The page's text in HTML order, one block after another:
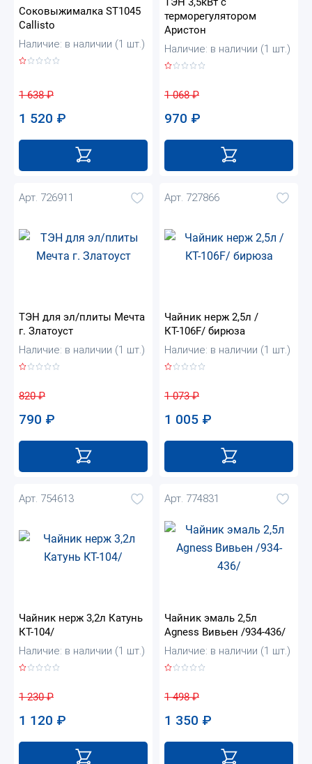
Соковыжималка ST1045
Callisto
Наличие: в наличии (1 шт.)
1 638₽
1 520 ₽
терморегулятором
Аристон
Наличие: в наличии (1 шт.)
1 068₽
970 ₽
Арт. 726911
ТЭН для эл/плиты Мечта
г. Златоуст
Наличие: в наличии (1 шт.)
820₽
790 ₽
Арт. 727866
Чайник нерж 2,5л /
КТ-106F/ бирюза
Наличие: в наличии (1 шт.)
1 073₽
1 005 ₽
Арт. 754613
Чайник нерж 3,2л Катунь
КТ-104/
Наличие: в наличии (1 шт.)
1 230₽
1 120 ₽
Арт. 774831
Чайник эмаль 2,5л
Agness Вивьен /934-436/
Наличие: в наличии (1 шт.)
1 498₽
1 350 ₽